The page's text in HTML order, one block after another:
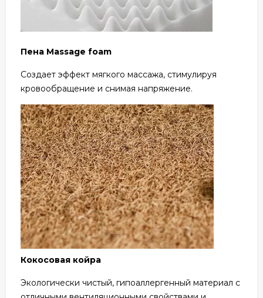
Пена Massage foam
Создает эффект мягкого массажа, стимулируя
кровообращение и снимая напряжение.
Кокосовая койра
Экологически чистый, гипоаллергенный материал с